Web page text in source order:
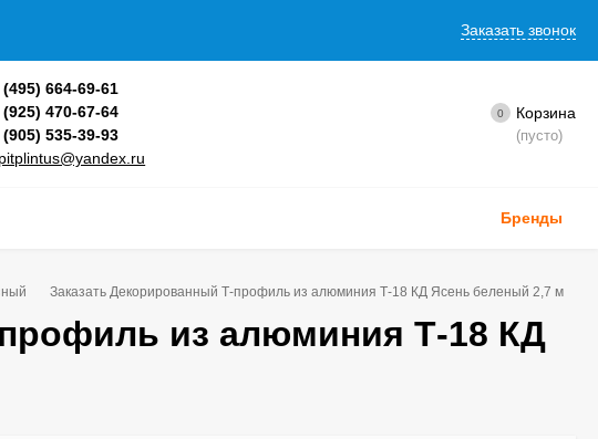
Заказать звонок
(495) 664-69-61
(925) 470-67-64
(905) 535-39-93
0 Корзина
(пусто)
Бренды
Заказать Декорированный Т-профиль из алюминия Т-18 КД Ясень беленый 2,7 м
из алюминия Т-18 КД